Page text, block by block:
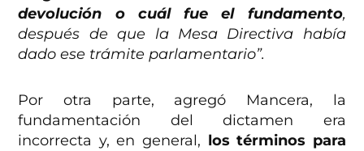
devolución o cuál fue el fundamento,
después de que la Mesa Directiva había
dado ese trámite parlamentario”.
Por otra parte, agregó Mancera, la
fundamentación del dictamen era
incorrecta y, en general, los términos para